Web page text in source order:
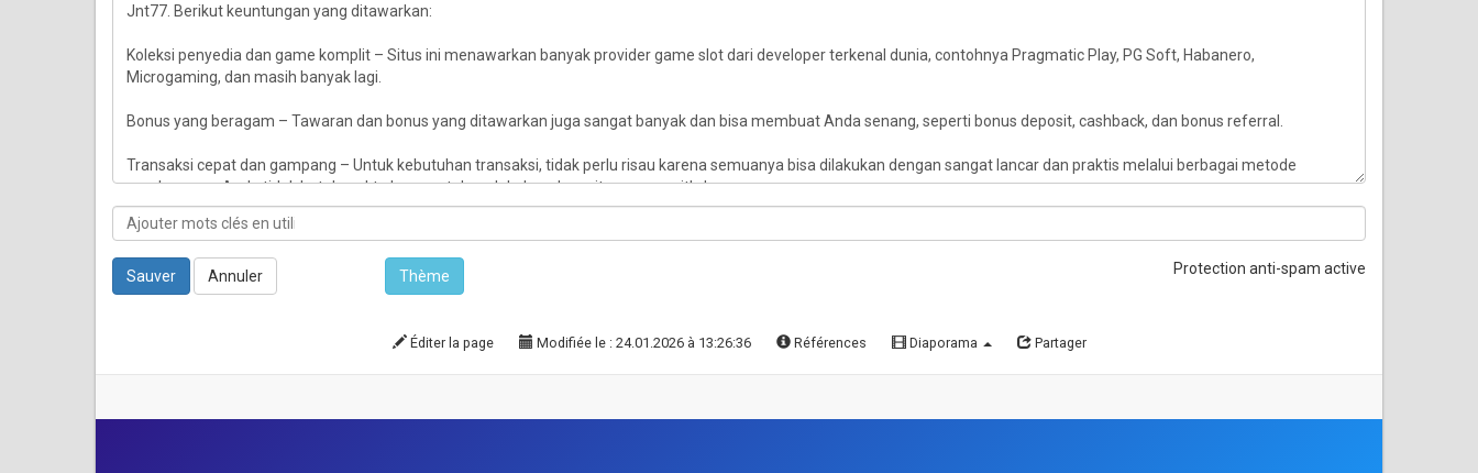
Sauver Annuler Thème Protection anti-spam active
Éditer la page Modifiée le : 24.01.2026 à 13:26:36 Références Diaporama Partager